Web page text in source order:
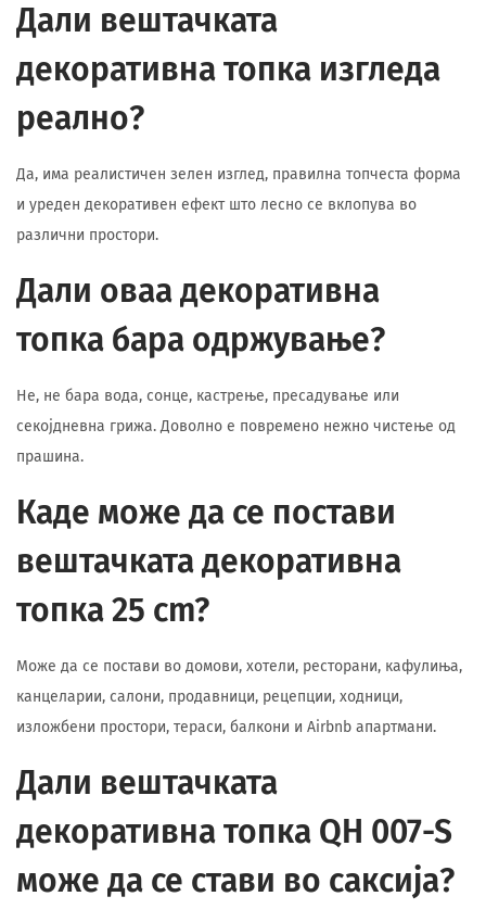
Дали вештачката
декоративна топка изгледа
реално?
Да, има реалистичен зелен изглед, правилна топчеста форма
и уреден декоративен ефект што лесно се вклопува во
различни простори.
Дали оваа декоративна
топка бара одржување?
Не, не бара вода, сонце, кастрење, пресадување или
секојдневна грижа. Доволно е повремено нежно чистење од
прашина.
Каде може да се постави
вештачката декоративна
топка 25 cm?
Може да се постави во домови, хотели, ресторани, кафулиња,
канцеларии, салони, продавници, рецепции, ходници,
изложбени простори, тераси, балкони и Airbnb апартмани.
Дали вештачката
декоративна топка QH 007-S
може да се стави во саксија?